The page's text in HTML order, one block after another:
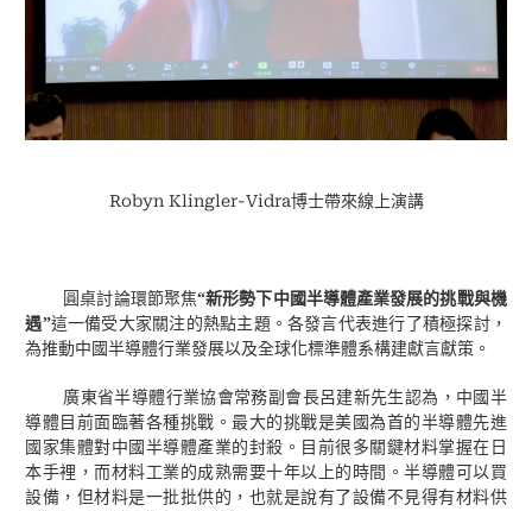
Robyn Klingler-Vidra博士帶來線上演講
圓桌討論環節聚焦“新形勢下中國半導體產業發展的挑戰與機
遇”這一備受大家關注的熱點主題。各發言代表進行了積極探討，
為推動中國半導體行業發展以及全球化標準體系構建獻言獻策。
廣東省半導體行業協會常務副會長呂建新先生認為，中國半
導體目前面臨著各種挑戰。最大的挑戰是美國為首的半導體先進
國家集體對中國半導體產業的封殺。目前很多關鍵材料掌握在日
本手裡，而材料工業的成熟需要十年以上的時間。半導體可以買
設備，但材料是一批批供的，也就是說有了設備不見得有材料供